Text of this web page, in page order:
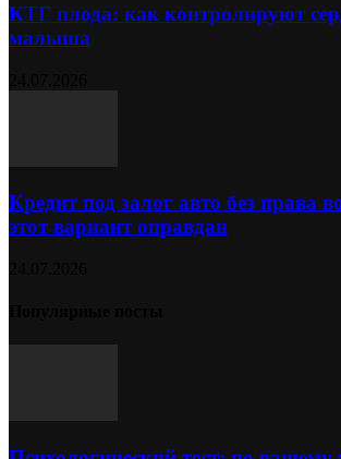
КТГ плода: как контролируют
малыша
Кредит под залог авто без права
этот вариант оправдан